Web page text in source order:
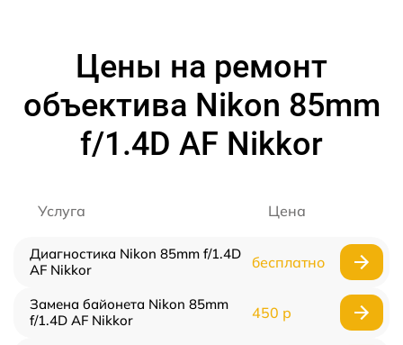
Цены на ремонт
объектива Nikon 85mm
f/1.4D AF Nikkor
Услуга Цена
Диагностика Nikon 85mm f/1.4D
AF Nikkor
бесплатно
Замена байонета Nikon 85mm
f/1.4D AF Nikkor
450 р